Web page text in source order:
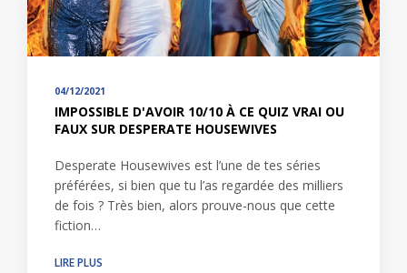
04/12/2021
IMPOSSIBLE D'AVOIR 10/10 À CE QUIZ VRAI OU
FAUX SUR DESPERATE HOUSEWIVES
Desperate Housewives est l’une de tes séries
préférées, si bien que tu l’as regardée des milliers
de fois ? Très bien, alors prouve-nous que cette
fiction…
LIRE PLUS